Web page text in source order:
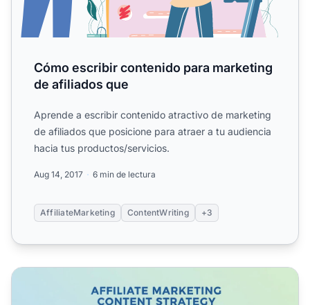
Cómo escribir contenido para marketing
de afiliados que
Aprende a escribir contenido atractivo de marketing
de afiliados que posicione para atraer a tu audiencia
hacia tus productos/servicios.
Aug 14, 2017 6 min de lectura
AffiliateMarketing ContentWriting +3
Cómo crear contenido para el marketing de afiliados